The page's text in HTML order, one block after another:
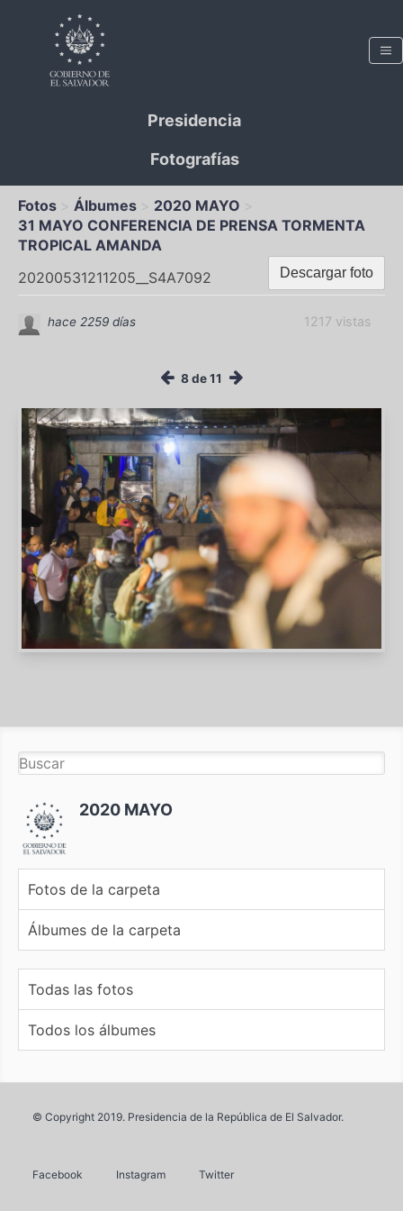
Presidencia
Fotografías
Fotos Álbumes
2020 MAYO
31 MAYO CONFERENCIA DE PRENSA TORMENTA
TROPICAL AMANDA
Descargar foto
20200531211205__S4A7092
1217 vistas
hace 2259 días
8 de 11
2020 MAYO
Fotos de la carpeta
Álbumes de la carpeta
Todas las fotos
Todos los álbumes
© Copyright 2019. Presidencia de la República de El Salvador.
Facebook Instagram Twitter